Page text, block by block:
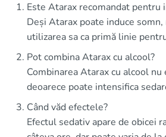
Este Atarax recomandat pentru
Deși Atarax poate induce somn,
utilizarea sa ca primă linie
Pot combina Atarax cu alcool?
Combinarea Atarax cu alcool nu
deoarece poate intensifica
Când văd efectele?
Efectul sedativ apare de obicei